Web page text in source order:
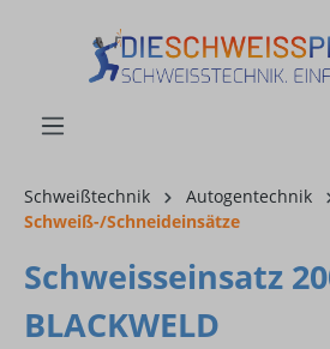
Schweißtechnik
Autogentechnik
Schweiß-/Schneideinsätze
Schweisseinsatz
BLACKWELD